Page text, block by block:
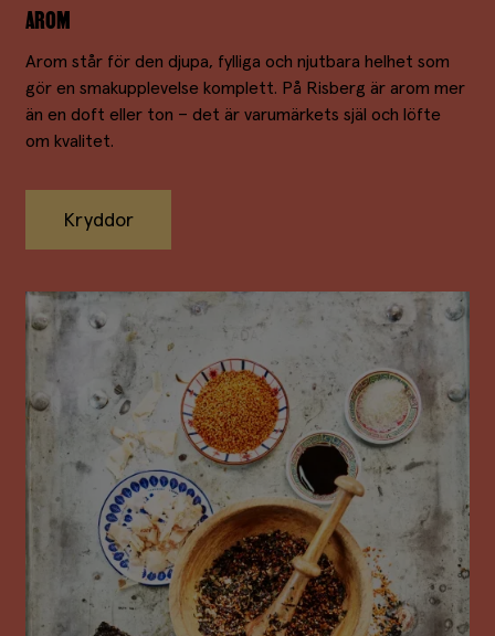
AROM
Arom står för den djupa, fylliga och njutbara helhet som
gör en smakupplevelse komplett. På Risberg är arom mer
än en doft eller ton – det är varumärkets själ och löfte
om kvalitet.
Kryddor